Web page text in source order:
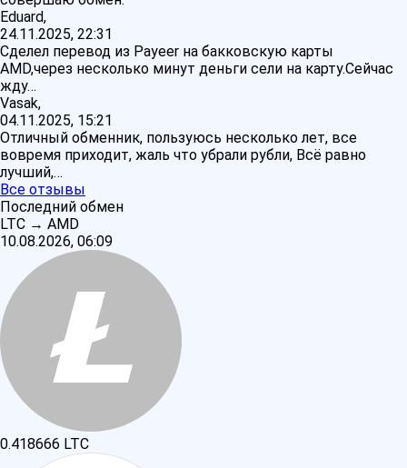
Eduard,
24.11.2025, 22:31
Сделел перевод из Payeer на бакковскую карты
AMD,через несколько минут деньги сели на карту.Сейчас
жду…
Vasak,
04.11.2025, 15:21
Отличный обменник, пользуюсь несколько лет, все
вовремя приходит, жаль что убрали рубли, Всё равно
лучший,…
Все отзывы
Последний обмен
LTC → AMD
10.08.2026, 06:09
0.418666 LTC